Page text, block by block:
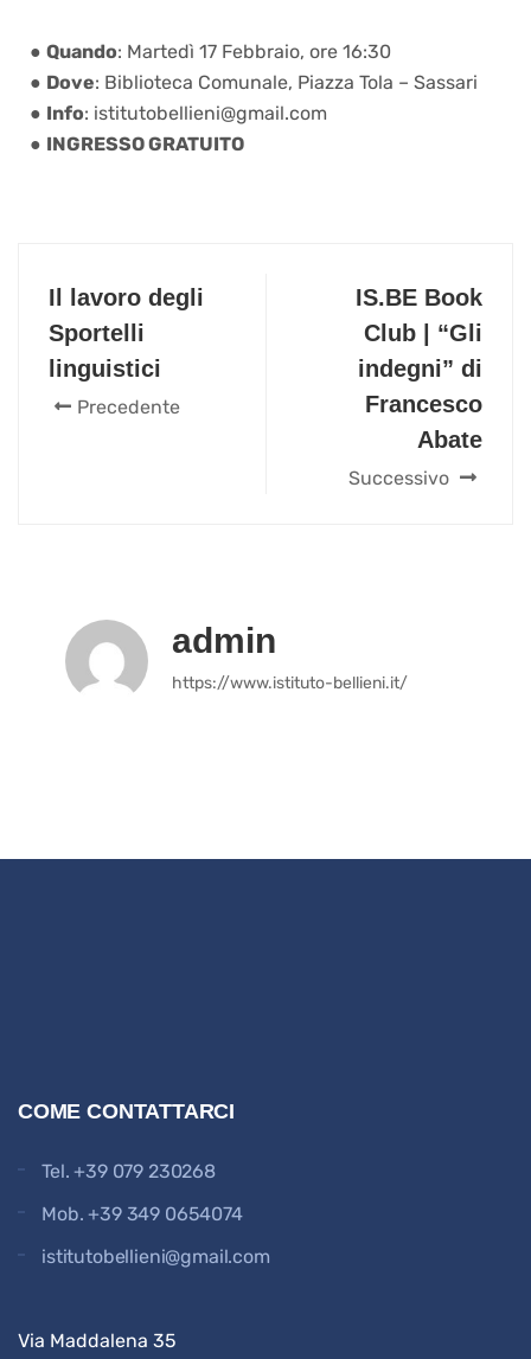
● Quando: Martedì 17 Febbraio, ore 16:30
● Dove: Biblioteca Comunale, Piazza Tola – Sassari
● Info: istitutobellieni@gmail.com
● INGRESSO GRATUITO
Il lavoro degli
Sportelli
linguistici
Precedente
IS.BE Book
Club | “Gli
indegni” di
Francesco
Abate
Successivo
admin
https://www.istituto-bellieni.it/
COME CONTATTARCI
Tel.+39 079 230268
Mob.+39 349 0654074
istitutobellieni@gmail.com
Via Maddalena 35